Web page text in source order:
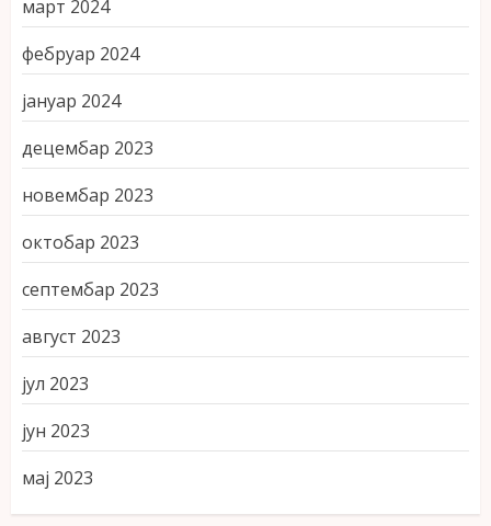
март 2024
фебруар 2024
јануар 2024
децембар 2023
новембар 2023
октобар 2023
септембар 2023
август 2023
јул 2023
јун 2023
мај 2023